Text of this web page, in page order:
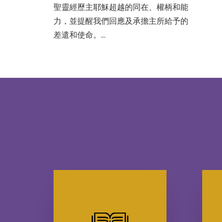
聖靈經歷主耶穌超越的同在、權柄和能
力，並提醒我們回應及承擔主所給予的
差遣和使命。…